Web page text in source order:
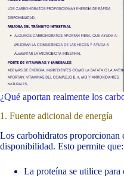
¿Qué aportan realmente los
1. Fuente adicional de energía
Los carbohidratos proporcionan
disponibilidad. Esto permite que:
La proteína se utilice